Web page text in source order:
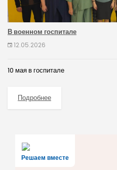
В военном госпитале
12.05.2026
10 мая в госпитале
Подробнее
Решаем вместе